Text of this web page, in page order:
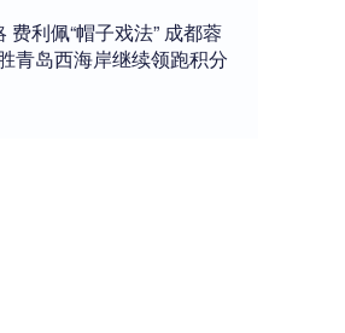
费利佩“帽子戏法” 成都蓉
青岛西海岸继续领跑积分